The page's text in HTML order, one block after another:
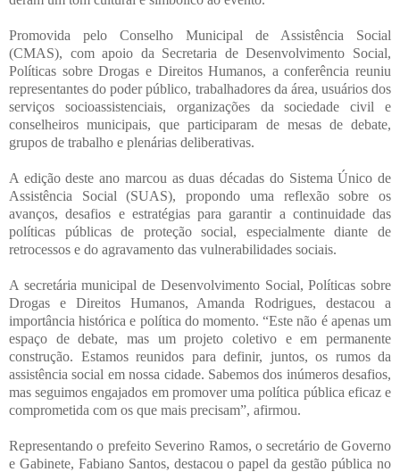
Promovida pelo Conselho Municipal de Assistência Social
(CMAS), com apoio da Secretaria de Desenvolvimento Social,
Políticas sobre Drogas e Direitos Humanos, a conferência reuniu
representantes do poder público, trabalhadores da área, usuários dos
serviços socioassistenciais, organizações da sociedade civil e
conselheiros municipais, que participaram de mesas de debate,
grupos de trabalho e plenárias deliberativas.
A edição deste ano marcou as duas décadas do Sistema Único de
Assistência Social (SUAS), propondo uma reflexão sobre os
avanços, desafios e estratégias para garantir a continuidade das
políticas públicas de proteção social, especialmente diante de
retrocessos e do agravamento das vulnerabilidades sociais.
A secretária municipal de Desenvolvimento Social, Políticas sobre
Drogas e Direitos Humanos, Amanda Rodrigues, destacou a
importância histórica e política do momento. “Este não é apenas um
espaço de debate, mas um projeto coletivo e em permanente
construção. Estamos reunidos para definir, juntos, os rumos da
assistência social em nossa cidade. Sabemos dos inúmeros desafios,
mas seguimos engajados em promover uma política pública eficaz e
comprometida com os que mais precisam”, afirmou.
Representando o prefeito Severino Ramos, o secretário de Governo
e Gabinete, Fabiano Santos, destacou o papel da gestão pública no